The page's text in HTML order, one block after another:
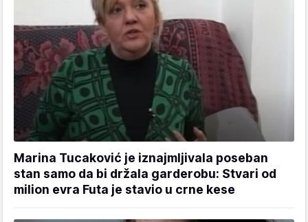
Marina Tucaković je iznajmljivala poseban
stan samo da bi držala garderobu: Stvari od
milion evra Futa je stavio u crne kese